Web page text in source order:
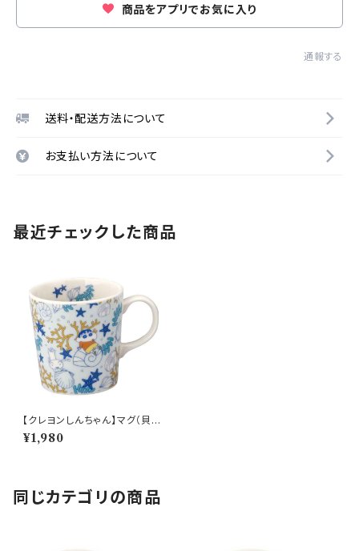
商品をアプリでお気に入り
通報する
送料・配送方法について
お支払い方法について
最近チェックした商品
【クレヨンしんちゃん】マグ（貝が
ら）【CS40】CS41-11
¥1,980
同じカテゴリの商品